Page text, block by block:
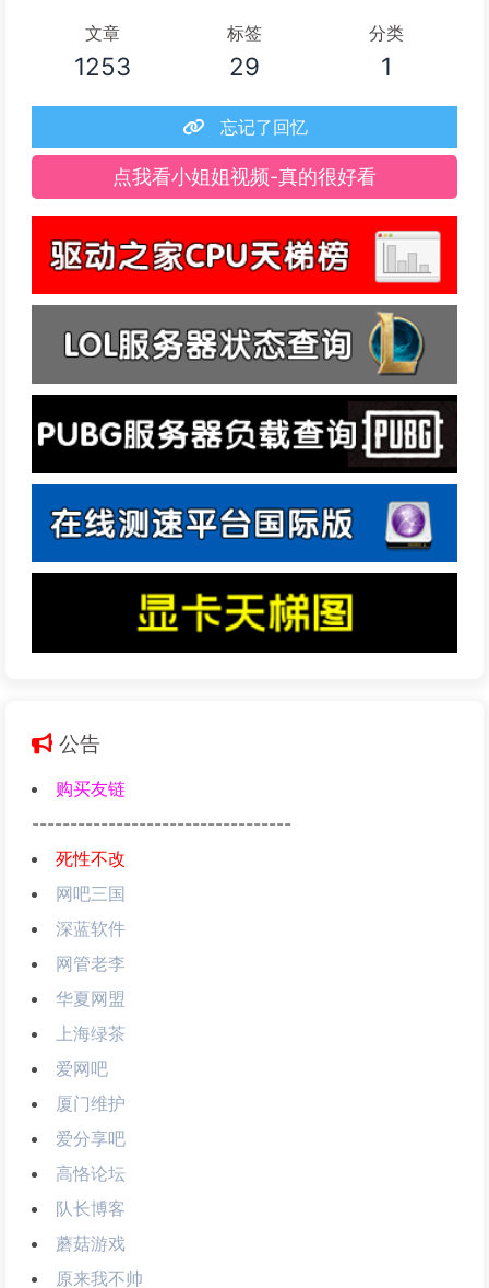
文章
1253
标签
29
分类
1
忘记了回忆
点我看小姐姐视频-真的很好看
公告
购买友链
----------------------------------
死性不改
网吧三国
深蓝软件
网管老李
华夏网盟
上海绿茶
爱网吧
厦门维护
爱分享吧
高恪论坛
队长博客
蘑菇游戏
原来我不帅